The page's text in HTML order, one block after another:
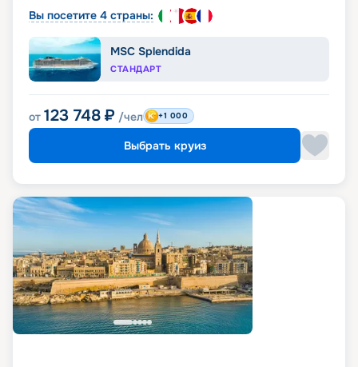
Вы посетите 4 страны:
MSC Splendida
СТАНДАРТ
от 123 748 ₽ /чел +1 000
Выбрать круиз